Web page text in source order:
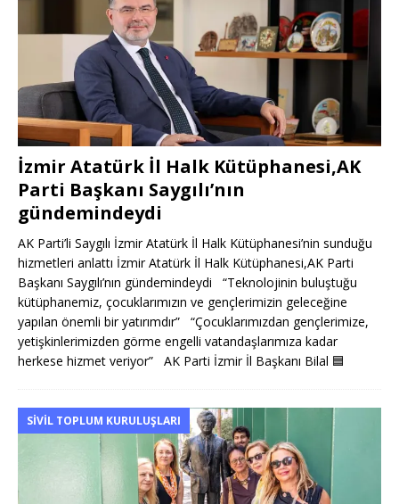
İzmir Atatürk İl Halk Kütüphanesi,AK
Parti Başkanı Saygılı’nın
gündemindeydi
AK Parti’li Saygılı İzmir Atatürk İl Halk Kütüphanesi’nin sunduğu
hizmetleri anlattı İzmir Atatürk İl Halk Kütüphanesi,AK Parti
Başkanı Saygılı’nın gündemindeydi “Teknolojinin buluştuğu
kütüphanemiz, çocuklarımızın ve gençlerimizin geleceğine
yapılan önemli bir yatırımdır” “Çocuklarımızdan gençlerimize,
yetişkinlerimizden görme engelli vatandaşlarımıza kadar
herkese hizmet veriyor” AK Parti İzmir İl Başkanı Bilal 🟦
SIVIL TOPLUM KURULUŞLARI